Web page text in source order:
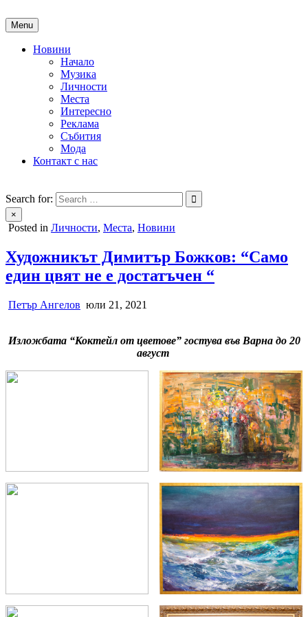
to
content
Menu
Новини
Начало
Музика
Личности
Места
Интересно
Реклама
Събития
Мода
Контакт с нас
People of Bulgaria
За хората на България
Search for:
×
Posted in Личности, Места, Новини
Художникът Димитър Божков: “Само
един цвят не е достатъчен “
Петър Ангелов юли 21, 2021
Изложбата “Коктейл от цветове” гостува във Варна до 20
август